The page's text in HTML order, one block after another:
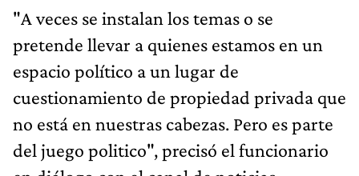
"A veces se instalan los temas o se
pretende llevar a quienes estamos en un
espacio político a un lugar de
cuestionamiento de propiedad privada que
no está en nuestras cabezas. Pero es parte
del juego politico", precisó el funcionario